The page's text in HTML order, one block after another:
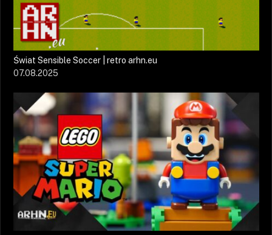
Świat Sensible Soccer | retro arhn.eu
07.08.2025